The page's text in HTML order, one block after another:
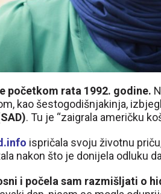
početkom rata 1992. godine.
kao šestogodišnjakinja,
. Tu je “zaigrala američku
ispričala svoju životnu
nakon što je donijela odluku
i počela sam razmišljati o